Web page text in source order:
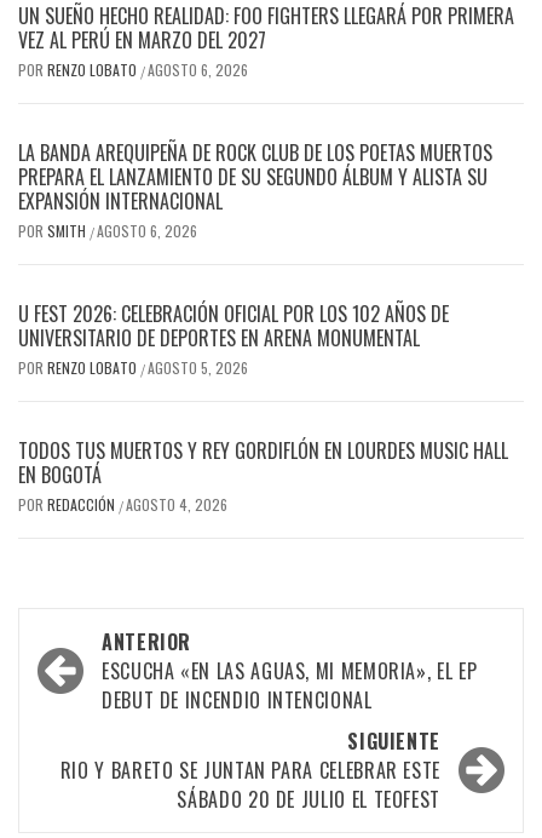
UN SUEÑO HECHO REALIDAD: FOO FIGHTERS LLEGARÁ POR PRIMERA
VEZ AL PERÚ EN MARZO DEL 2027
POR RENZO LOBATO /AGOSTO 6, 2026
LA BANDA AREQUIPEÑA DE ROCK CLUB DE LOS POETAS MUERTOS
PREPARA EL LANZAMIENTO DE SU SEGUNDO ÁLBUM Y ALISTA SU
EXPANSIÓN INTERNACIONAL
POR SMITH /AGOSTO 6, 2026
U FEST 2026: CELEBRACIÓN OFICIAL POR LOS 102 AÑOS DE
UNIVERSITARIO DE DEPORTES EN ARENA MONUMENTAL
POR RENZO LOBATO /AGOSTO 5, 2026
TODOS TUS MUERTOS Y REY GORDIFLÓN EN LOURDES MUSIC HALL
EN BOGOTÁ
POR REDACCIÓN /AGOSTO 4, 2026
Navegación
por
entradas
ANTERIOR
ESCUCHA «EN LAS AGUAS, MI MEMORIA», EL EP
DEBUT DE INCENDIO INTENCIONAL
SIGUIENTE
RIO Y BARETO SE JUNTAN PARA CELEBRAR ESTE
SÁBADO 20 DE JULIO EL TEOFEST